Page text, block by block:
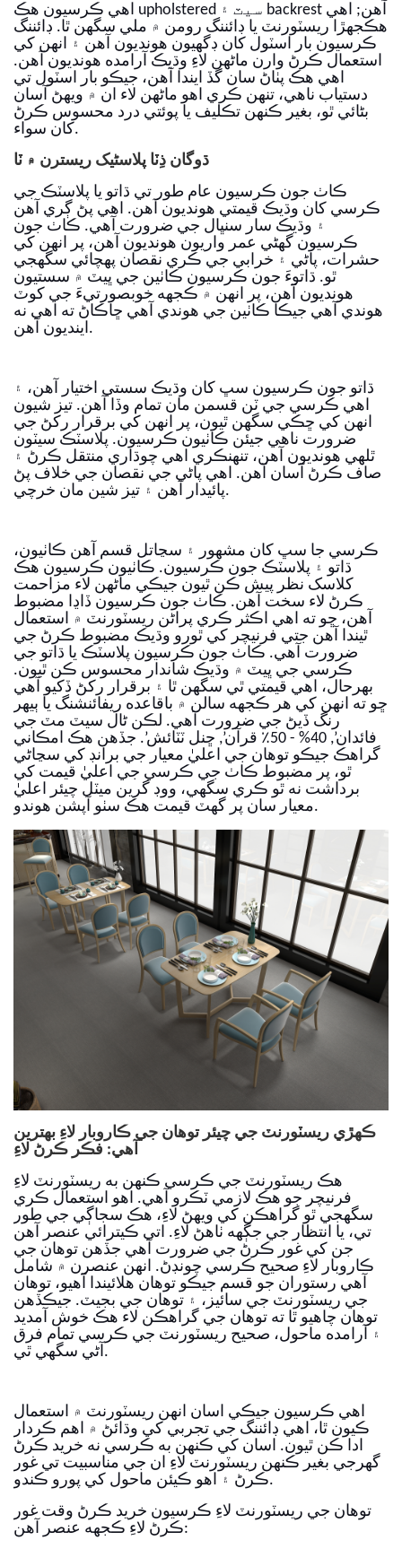
اهي ڪرسيون هڪ upholstered سيٽ ۽ backrest آهن; اهي
هڪجهڙا ريسٽورنٽ يا ڊائننگ رومن ۾ ملي سگهن ٿا. ڊائننگ
ڪرسيون بار اسٽول کان ڊگھيون هونديون آهن ۽ انهن کي
استعمال ڪرڻ وارن ماڻهن لاءِ وڌيڪ آرامده هونديون آهن.
اهي هڪ پٺاڻ سان گڏ ايندا آهن، جيڪو بار اسٽول تي
دستياب ناهي، تنهن ڪري اهو ماڻهن لاء ان ۾ ويهڻ آسان
بڻائي ٿو، بغير ڪنهن تڪليف يا پوئتي درد محسوس ڪرڻ
کان سواء.
ڌوگان ذِٽا پلاسٹیک ریسترن ۾ ٽا
ڪاٺ جون ڪرسيون عام طور تي ڌاتو يا پلاسٽڪ جي
ڪرسي کان وڌيڪ قيمتي هونديون آهن. اهي پڻ ڳري آهن
۽ وڌيڪ سار سنڀال جي ضرورت آهي. ڪاٺ جون
ڪرسيون گهڻي عمر واريون هونديون آهن، پر انهن کي
حشرات، پاڻي ۽ خرابي جي ڪري نقصان پهچائي سگهجي
ٿو. ڌاتوءَ جون ڪرسيون ڪاٺين جي ڀيٽ ۾ سستيون
هونديون آهن، پر انهن ۾ ڪجهه خوبصورتيءَ جي کوٽ
هوندي آهي جيڪا ڪاٺين جي هوندي آهي ڇاڪاڻ ته اهي نه
اينديون آهن.
ڌاتو جون ڪرسيون سڀ کان وڌيڪ سستي اختيار آهن، ۽
اهي ڪرسي جي ٽن قسمن مان تمام وڏا آهن. تيز شيون
انهن کي ڇڪي سگهن ٿيون، پر انهن کي برقرار رکڻ جي
ضرورت ناهي جيئن ڪاٺيون ڪرسيون. پلاسٽڪ سيٽون
ٿلهي هونديون آهن، تنهنڪري اهي چوڌاري منتقل ڪرڻ ۽
صاف ڪرڻ آسان آهن. اهي پاڻي جي نقصان جي خلاف پڻ
پائيدار آهن ۽ تيز شين مان خرچي.
ڪرسي جا سڀ کان مشهور ۽ سڃاتل قسم آهن ڪاٺيون،
ڌاتو ۽ پلاسٽڪ جون ڪرسيون. ڪاٺيون ڪرسيون هڪ
کلاسک نظر پيش ڪن ٿيون جيڪي ماڻهن لاء مزاحمت
ڪرڻ لاء سخت آهن. ڪاٺ جون ڪرسيون ڏاڍا مضبوط
آهن، ڇو ته اهي اڪثر ڪري پراڻن ريسٽورنٽ ۾ استعمال
ٿيندا آهن جتي فرنيچر کي ٿورو وڌيڪ مضبوط ڪرڻ جي
ضرورت آهي. ڪاٺ جون ڪرسيون پلاسٽڪ يا ڌاتو جي
ڪرسي جي ڀيٽ ۾ وڌيڪ شاندار محسوس ڪن ٿيون.
بهرحال، اهي قيمتي ٿي سگهن ٿا ۽ برقرار رکڻ ڏکيو آهي
ڇو ته انهن کي هر ڪجهه سالن ۾ باقاعده ريفائنشنگ يا ٻيهر
رنگ ڏيڻ جي ضرورت آهي. لڪن ٹال سيٽ مٽ جي
فائدان’, 40% - 50٪ قرآن’, ڇنل ٽٽائش’. جڏهن هڪ امڪاني
گراهڪ جيڪو توهان جي اعليٰ معيار جي برانڊ کي سڃاڻي
ٿو، پر مضبوط ڪاٺ جي ڪرسي جي اعليٰ قيمت کي
برداشت نه ٿو ڪري سگهي، ووڊ گرين ميٽل چيئر اعليٰ
معيار سان پر گهٽ قيمت هڪ سٺو آپشن هوندو.
ڪھڙي ريسٽورنٽ جي چيئر توھان جي ڪاروبار لاءِ بھترين
آھي: فڪر ڪرڻ لاءِ
هڪ ريسٽورنٽ جي ڪرسي ڪنهن به ريسٽورنٽ لاءِ
فرنيچر جو هڪ لازمي ٽڪرو آهي. اهو استعمال ڪري
سگهجي ٿو گراهڪن کي ويهڻ لاءِ، هڪ سجاڳي جي طور
تي، يا انتظار جي جڳهه ٺاهڻ لاءِ. اتي ڪيترائي عنصر آھن
جن کي غور ڪرڻ جي ضرورت آھي جڏھن توھان جي
ڪاروبار لاءِ صحيح ڪرسي چونڊڻ. انهن عنصرن ۾ شامل
آهي رستوران جو قسم جيڪو توهان هلائيندا آهيو، توهان
جي ريسٽورنٽ جي سائيز، ۽ توهان جي بجيٽ. جيڪڏهن
توهان چاهيو ٿا ته توهان جي گراهڪن لاء هڪ خوش آمديد
۽ آرامده ماحول، صحيح ريسٽورنٽ جي ڪرسي تمام فرق
آڻي سگهي ٿي.
اهي ڪرسيون جيڪي اسان انهن ريسٽورنٽ ۾ استعمال
ڪيون ٿا، اهي ڊائننگ جي تجربي کي وڌائڻ ۾ اهم ڪردار
ادا ڪن ٿيون. اسان کي ڪنهن به ڪرسي نه خريد ڪرڻ
گهرجي بغير ڪنهن ريسٽورنٽ لاءِ ان جي مناسبيت تي غور
ڪرڻ ۽ اهو ڪيئن ماحول کي پورو ڪندو.
توهان جي ريسٽورنٽ لاءِ ڪرسيون خريد ڪرڻ وقت غور
ڪرڻ لاءِ ڪجهه عنصر آهن: